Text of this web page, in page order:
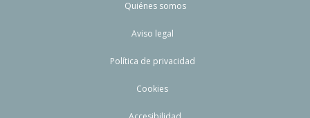
Quiénes somos
Aviso legal
Política de privacidad
Cookies